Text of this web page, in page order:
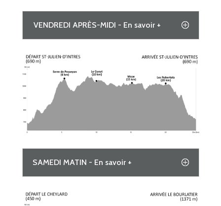
VENDREDI APRÈS-MIDI - En savoir +
SAMEDI MATIN - En savoir +